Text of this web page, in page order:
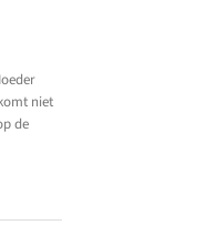
niet
de